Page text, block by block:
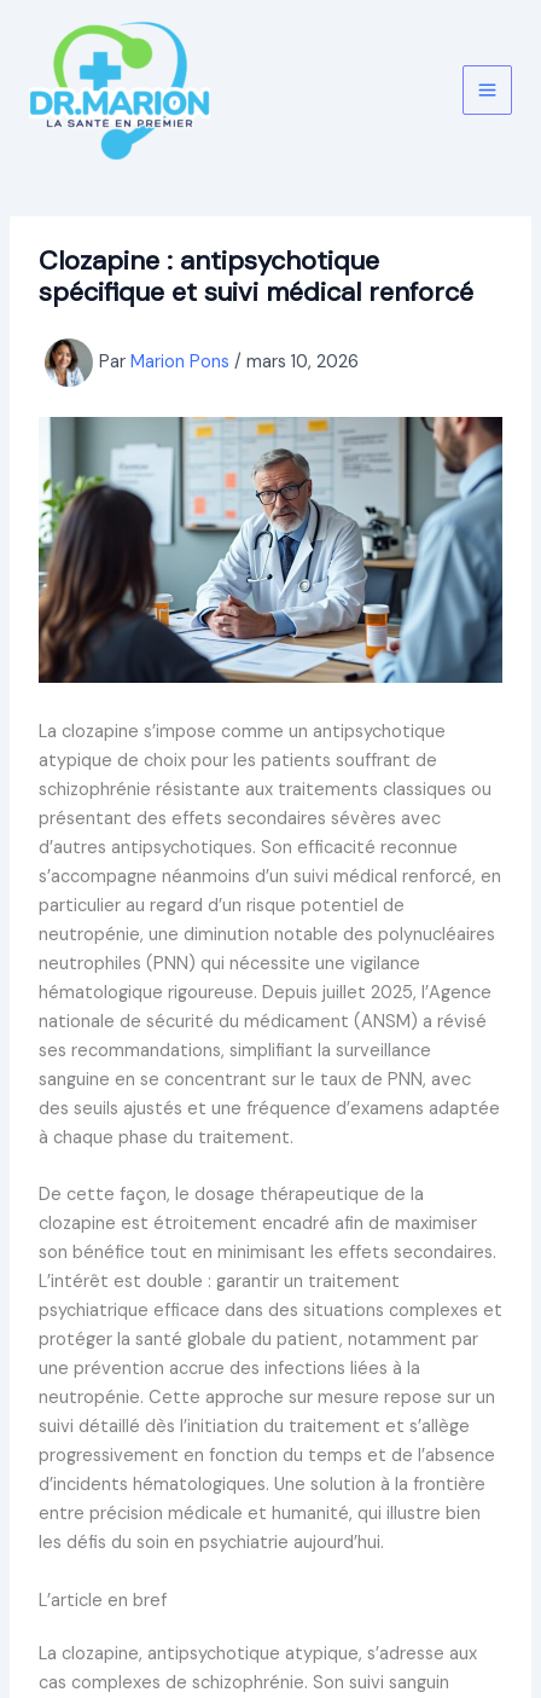
contenu
Clozapine : antipsychotique
spécifique et suivi médical renforcé
Par Marion Pons / mars 10, 2026
La clozapine s’impose comme un antipsychotique
atypique de choix pour les patients souffrant de
schizophrénie résistante aux traitements classiques ou
présentant des effets secondaires sévères avec
d’autres antipsychotiques. Son efficacité reconnue
s’accompagne néanmoins d’un suivi médical renforcé, en
particulier au regard d’un risque potentiel de
neutropénie, une diminution notable des polynucléaires
neutrophiles (PNN) qui nécessite une vigilance
hématologique rigoureuse. Depuis juillet 2025, l’Agence
nationale de sécurité du médicament (ANSM) a révisé
ses recommandations, simplifiant la surveillance
sanguine en se concentrant sur le taux de PNN, avec
des seuils ajustés et une fréquence d’examens adaptée
à chaque phase du traitement.
De cette façon, le dosage thérapeutique de la
clozapine est étroitement encadré afin de maximiser
son bénéfice tout en minimisant les effets secondaires.
L’intérêt est double : garantir un traitement
psychiatrique efficace dans des situations complexes et
protéger la santé globale du patient, notamment par
une prévention accrue des infections liées à la
neutropénie. Cette approche sur mesure repose sur un
suivi détaillé dès l’initiation du traitement et s’allège
progressivement en fonction du temps et de l’absence
d’incidents hématologiques. Une solution à la frontière
entre précision médicale et humanité, qui illustre bien
les défis du soin en psychiatrie aujourd’hui.
L’article en bref
La clozapine, antipsychotique atypique, s’adresse aux
cas complexes de schizophrénie. Son suivi sanguin